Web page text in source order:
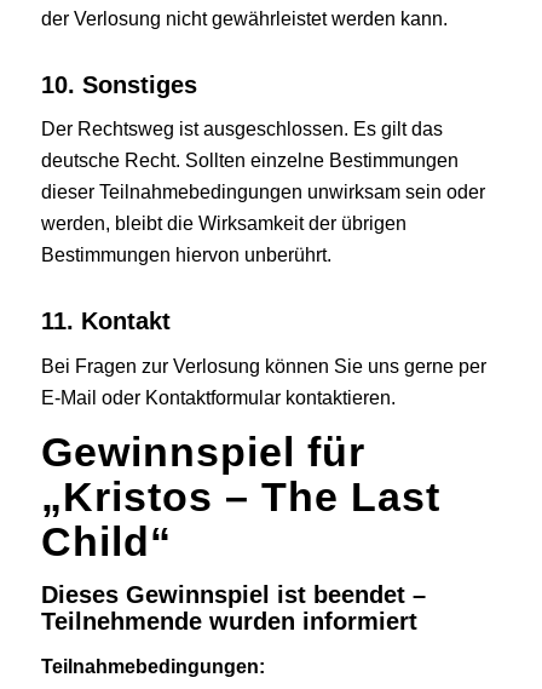
der Verlosung nicht gewährleistet werden kann.
10. Sonstiges
Der Rechtsweg ist ausgeschlossen. Es gilt das
deutsche Recht. Sollten einzelne Bestimmungen
dieser Teilnahmebedingungen unwirksam sein oder
werden, bleibt die Wirksamkeit der übrigen
Bestimmungen hiervon unberührt.
11. Kontakt
Bei Fragen zur Verlosung können Sie uns gerne per
E-Mail oder Kontaktformularkontaktieren.
Gewinnspiel für
„Kristos – The Last
Child“
Dieses Gewinnspiel ist beendet –
Teilnehmende wurden informiert
Teilnahmebedingungen: